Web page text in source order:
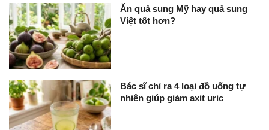
Ăn quả sung Mỹ hay quả sung
Việt tốt hơn?
Bác sĩ chỉ ra 4 loại đồ uống tự
nhiên giúp giảm axit uric